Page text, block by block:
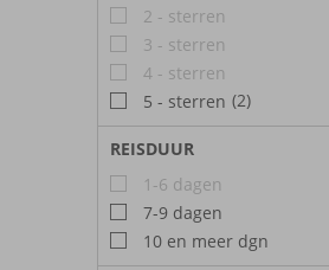
2 - sterren
3 - sterren
4 - sterren
5 - sterren (2)
REISDUUR
1-6 dagen
7-9 dagen
10 en meer dgn